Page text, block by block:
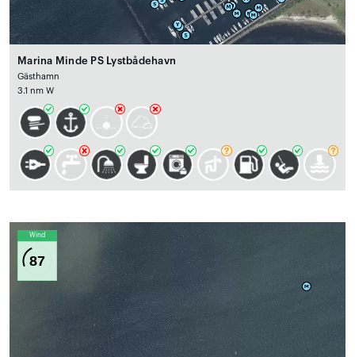
Marina Minde PS Lystbådehavn
Gästhamn
3.1 nm W
Wind
87